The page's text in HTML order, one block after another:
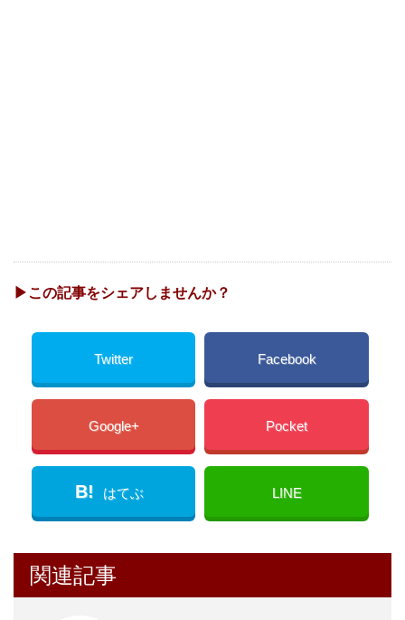
▶︎この記事をシェアしませんか？
Twitter Facebook
Google+ Pocket
B! はてぶ LINE
関連記事